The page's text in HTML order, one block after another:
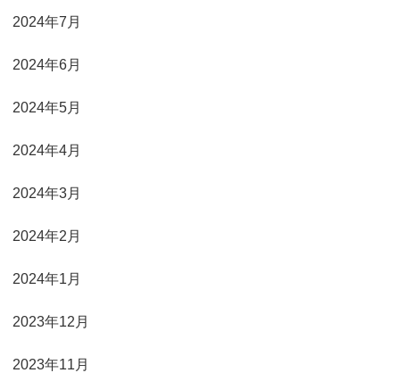
2024年7月
2024年6月
2024年5月
2024年4月
2024年3月
2024年2月
2024年1月
2023年12月
2023年11月